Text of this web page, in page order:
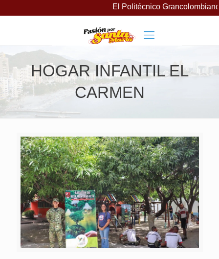
El Politécnico
HOGAR INFANTIL EL
CARMEN